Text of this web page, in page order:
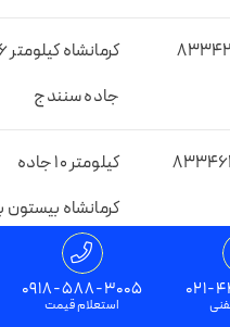
جاده سنندج
کیلومتر ۱۰ جاده
کرمانشاه بیستون
پل پایانه جنب
طریق القدس
021-
0918-588-3005
استعلام قیمت